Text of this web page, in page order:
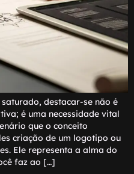
destacar-se não é
é uma necessidade vital
que o conceito
criação de um logotipo ou
Ele representa a alma do
faz ao […]